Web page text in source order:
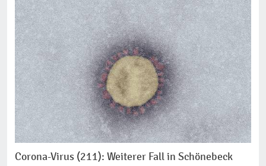
Corona-Virus (211): Weiterer Fall in Schönebeck